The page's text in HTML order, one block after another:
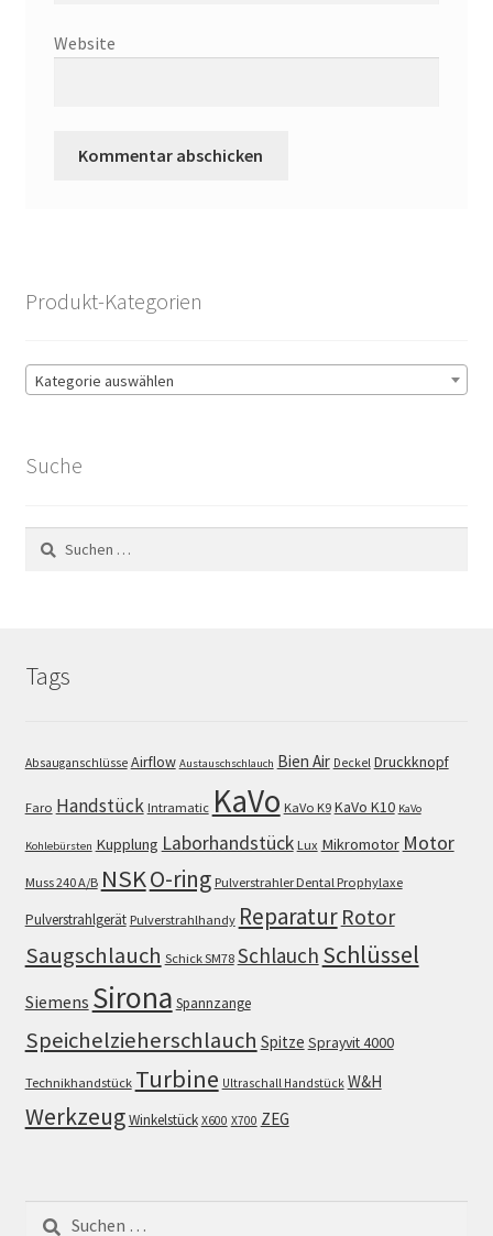
Website
Produkt-Kategorien
Kategorie auswählen
Suche
Suchen
nach:
Tags
Absauganschlüsse Airflow Austauschschlauch Bien Air Deckel Druckknopf
Faro Handstück Intramatic KaVo KaVo K9 KaVo K10 KaVo
Kohlebürsten Kupplung Laborhandstück Lux Mikromotor Motor
Muss 240 A/B NSKO-ring Pulverstrahler Dental Prophylaxe
Pulverstrahlgerät Pulverstrahlhandy Reparatur Rotor
Saugschlauch Schick SM78 Schlauch Schlüssel
Siemens Sirona Spannzange
Speichelzieherschlauch Spitze Sprayvit 4000
Technikhandstück Turbine Ultraschall Handstück W&H
WerkzeugWinkelstück X600 X700 ZEG